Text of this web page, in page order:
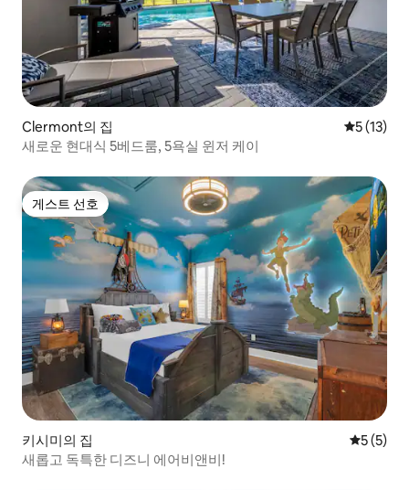
Clermont의 집 평점 5점
5 (13)
새로운 현대식 5베드룸, 5욕실 윈저 케이
게스트 선호
게스트 선호
키시미의 집 평점 5점
5 (5)
새롭고 독특한 디즈니 에어비앤비!